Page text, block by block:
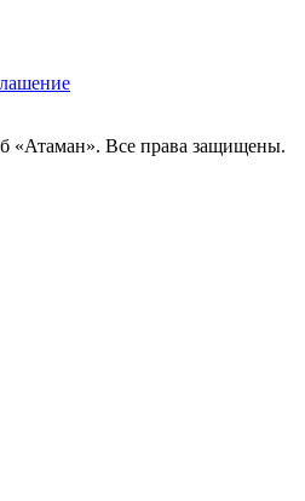
«Атаман». Все права защищены.